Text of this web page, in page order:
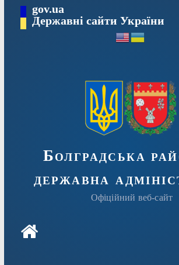
Перейтиgov.ua
Державні сайти України
Болградська
державна
Офіційний веб-сайт